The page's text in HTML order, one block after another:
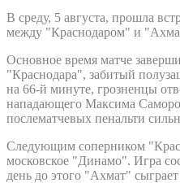
В среду, 5 августа, прошла
между "Краснодаром" и
Основное время матче
"Краснодара", забитый
на 66-й минуте, грозненцы
нападающего Максима
послематчевых пенальти
Следующим соперником
московское "Динамо". Игра
день до этого "Ахмат"